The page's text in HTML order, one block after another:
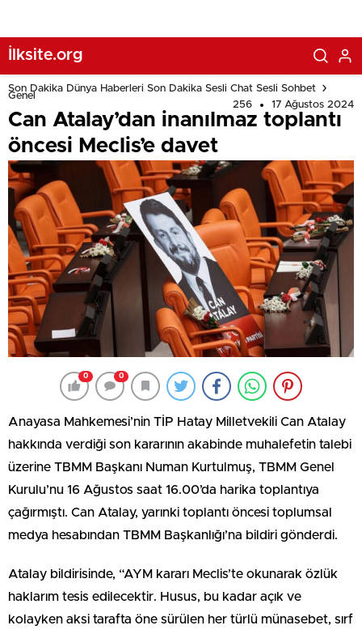
İlksite.org
Son Dakika Dünya Haberleri Son Dakika Sesli Chat Sesli Sohbet
Genel
256
17 Ağustos 2024
Can Atalay’dan inanılmaz toplantı
öncesi Meclis’e davet
0 0
Anayasa Mahkemesi’nin TİP Hatay Milletvekili Can Atalay
hakkında verdiği son kararının akabinde muhalefetin talebi
üzerine TBMM Başkanı Numan Kurtulmuş, TBMM Genel
Kurulu’nu 16 Ağustos saat 16.00’da harika toplantıya
çağırmıştı. Can Atalay, yarınki toplantı öncesi toplumsal
medya hesabından TBMM Başkanlığı’na bildiri gönderdi.
Atalay bildirisinde, “AYM kararı Meclis’te okunarak özlük
haklarım tesis edilecektir. Husus, bu kadar açık ve
kolayken aksi tarafta öne sürülen her türlü münasebet, sırf